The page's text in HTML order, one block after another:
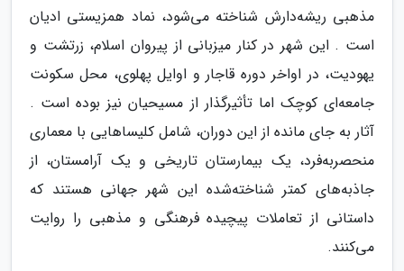
مذهبی ریشه‌دارش شناخته می‌شود، نماد همزیستی ادیان
است . این شهر در کنار میزبانی از پیروان اسلام، زرتشت و
یهودیت، در اواخر دوره قاجار و اوایل پهلوی، محل سکونت
جامعه‌ای کوچک اما تأثیرگذار از مسیحیان نیز بوده است .
آثار به جای مانده از این دوران، شامل کلیساهایی با معماری
منحصربه‌فرد، یک بیمارستان تاریخی و یک آرامستان، از
جاذبه‌های کمتر شناخته‌شده این شهر جهانی هستند که
داستانی از تعاملات پیچیده فرهنگی و مذهبی را روایت
می‌کنند.